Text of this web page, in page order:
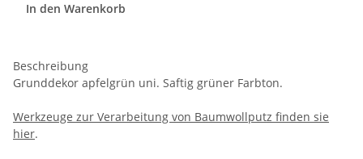
In den Warenkorb
Beschreibung
Grunddekor apfelgrün uni. Saftig grüner Farbton.
Werkzeuge zur Verarbeitung von Baumwollputz finden sie
hier.